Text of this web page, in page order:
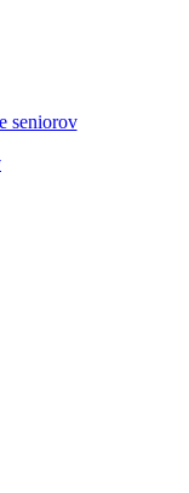
seniorov